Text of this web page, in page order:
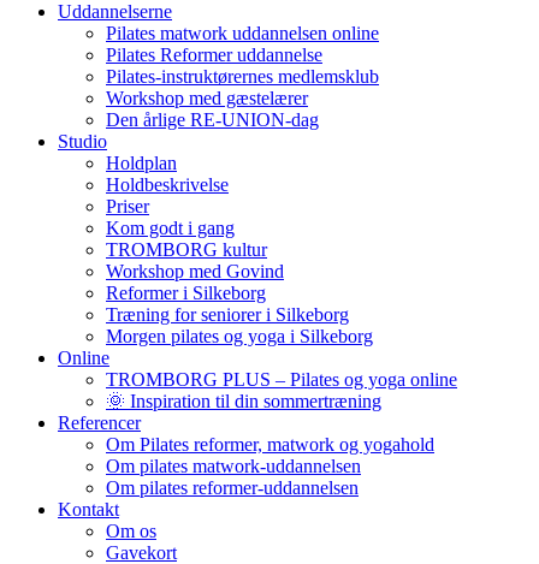
Uddannelserne
Pilates matwork uddannelsen online
Pilates Reformer uddannelse
Pilates-instruktørernes medlemsklub
Workshop med gæstelærer
Den årlige RE-UNION-dag
Studio
Holdplan
Holdbeskrivelse
Priser
Kom godt i gang
TROMBORG kultur
Workshop med Govind
Reformer i Silkeborg
Træning for seniorer i Silkeborg
Morgen pilates og yoga i Silkeborg
Online
TROMBORG PLUS – Pilates og yoga online
🌞 Inspiration til din sommertræning
Referencer
Om Pilates reformer, matwork og yogahold
Om pilates matwork-uddannelsen
Om pilates reformer-uddannelsen
Kontakt
Om os
Gavekort